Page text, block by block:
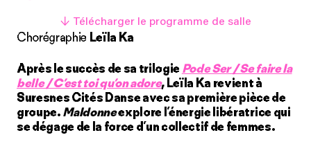
↓ Télécharger le programme de salle
Chorégraphie Leïla Ka
Après le succès de sa trilogie Pode Ser / Se faire la
belle / C’est toi qu’on adore, Leïla Ka revient à
Suresnes Cités Danse avec sa première pièce de
groupe.Maldonneexplore l’énergie libératrice qui
se dégage de la force d’un collectif de femmes.